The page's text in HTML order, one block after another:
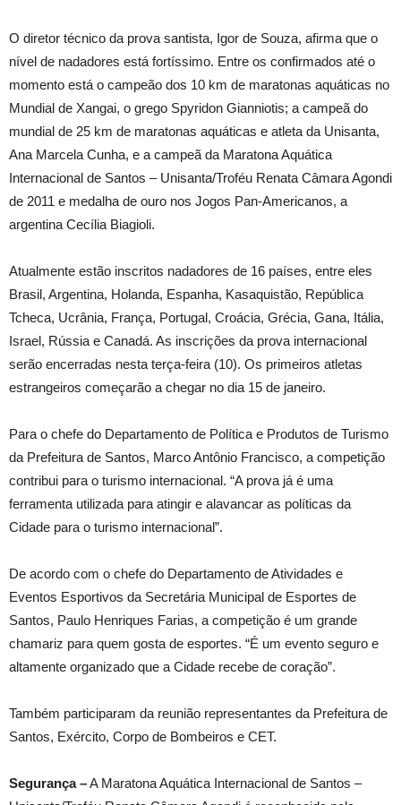
O diretor técnico da prova santista, Igor de Souza, afirma que o
nível de nadadores está fortíssimo. Entre os confirmados até o
momento está o campeão dos 10 km de maratonas aquáticas no
Mundial de Xangai, o grego Spyridon Gianniotis; a campeã do
mundial de 25 km de maratonas aquáticas e atleta da Unisanta,
Ana Marcela Cunha, e a campeã da Maratona Aquática
Internacional de Santos – Unisanta/Troféu Renata Câmara Agondi
de 2011 e medalha de ouro nos Jogos Pan-Americanos, a
argentina Cecília Biagioli.
Atualmente estão inscritos nadadores de 16 países, entre eles
Brasil, Argentina, Holanda, Espanha, Kasaquistão, República
Tcheca, Ucrânia, França, Portugal, Croácia, Grécia, Gana, Itália,
Israel, Rússia e Canadá. As inscrições da prova internacional
serão encerradas nesta terça-feira (10). Os primeiros atletas
estrangeiros começarão a chegar no dia 15 de janeiro.
Para o chefe do Departamento de Política e Produtos de Turismo
da Prefeitura de Santos, Marco Antônio Francisco, a competição
contribui para o turismo internacional. “A prova já é uma
ferramenta utilizada para atingir e alavancar as políticas da
Cidade para o turismo internacional”.
De acordo com o chefe do Departamento de Atividades e
Eventos Esportivos da Secretária Municipal de Esportes de
Santos, Paulo Henriques Farias, a competição é um grande
chamariz para quem gosta de esportes. “É um evento seguro e
altamente organizado que a Cidade recebe de coração”.
Também participaram da reunião representantes da Prefeitura de
Santos, Exército, Corpo de Bombeiros e CET.
Segurança –A Maratona Aquática Internacional de Santos –